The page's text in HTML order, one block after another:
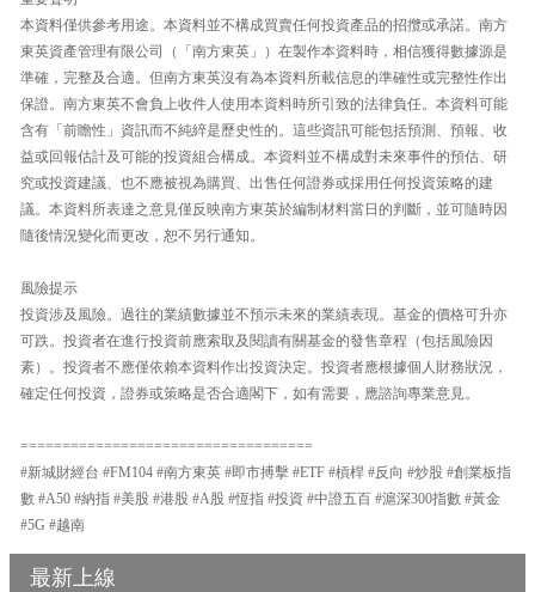
本資料僅供參考用途。本資料並不構成買賣任何投資產品的招攬或承諾。南方
東英資產管理有限公司（「南方東英」）在製作本資料時，相信獲得數據源是
準確，完整及合適。但南方東英沒有為本資料所載信息的準確性或完整性作出
保證。南方東英不會負上收件人使用本資料時所引致的法律負任。本資料可能
含有「前瞻性」資訊而不純綷是歷史性的。這些資訊可能包括預測、預報、收
益或回報估計及可能的投資組合構成。本資料並不構成對未來事件的預估、研
究或投資建議、也不應被視為購買、出售任何證券或採用任何投資策略的建
議。本資料所表達之意見僅反映南方東英於編制材料當日的判斷，並可隨時因
隨後情況變化而更改，恕不另行通知。
風險提示
投資涉及風險。過往的業績數據並不預示未來的業績表現。基金的價格可升亦
可跌。投資者在進行投資前應索取及閱讀有關基金的發售章程（包括風險因
素）。投資者不應僅依賴本資料作出投資決定。投資者應根據個人財務狀況，
確定任何投資，證券或策略是否合適閣下，如有需要，應諮詢專業意見。
===================================
#新城財經台 #FM104 #南方東英 #即市搏擊 #ETF #槓桿 #反向 #炒股 #創業板指
數 #A50 #納指 #美股 #港股 #A股 #恆指 #投資 #中證五百 #滬深300指數 #黃金
#5G #越南
最新上線